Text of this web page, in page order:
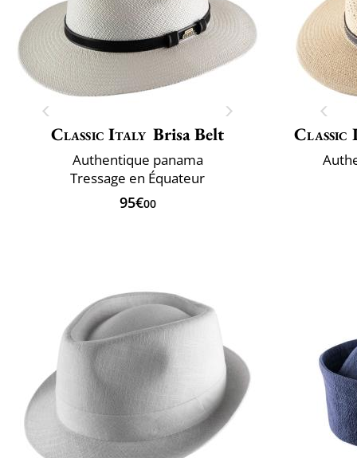
Classic Italy Brisa Belt
Authentique panama
Tressage en Équateur
95€00
Classic